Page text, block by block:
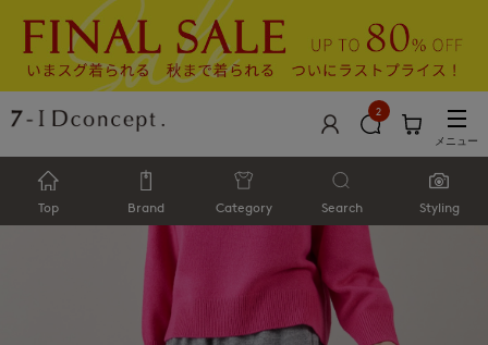
2
メニュー
Top Brand Category Search Styling